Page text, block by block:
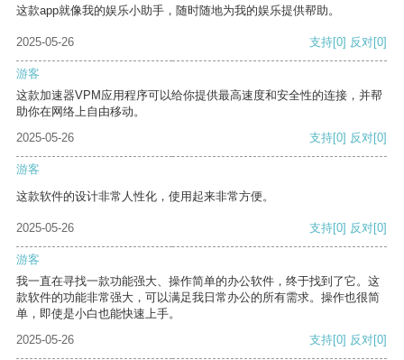
这款app就像我的娱乐小助手，随时随地为我的娱乐提供帮助。
2025-05-26 支持[0] 反对[0]
游客
这款加速器VPM应用程序可以给你提供最高速度和安全性的连接，并帮
助你在网络上自由移动。
2025-05-26
支持[0] 反对[0]
游客
这款软件的设计非常人性化，使用起来非常方便。
2025-05-26 支持[0] 反对[0]
游客
我一直在寻找一款功能强大、操作简单的办公软件，终于找到了它。这
款软件的功能非常强大，可以满足我日常办公的所有需求。操作也很简
单，即使是小白也能快速上手。
2025-05-26
支持[0] 反对[0]